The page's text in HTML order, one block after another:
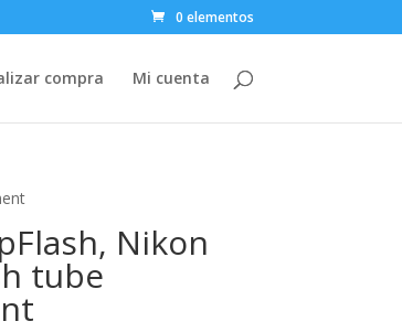
0 elementos
compra Mi cuenta
Nikon
tube